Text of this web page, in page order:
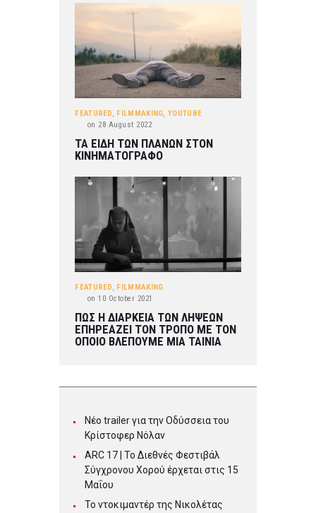
FEATURED, FILMMAKING,YOUTUBE
on 28 August 2022
ΤΑ ΕΙΔΗ ΤΩΝ ΠΛΑΝΩΝ ΣΤΟΝ
ΚΙΝΗΜΑΤΟΓΡΑΦΟ
FEATURED, FILMMAKING
on 10 October 2021
ΠΩΣ Η ΔΙΑΡΚΕΙΑ ΤΩΝ ΛΗΨΕΩΝ
ΕΠΗΡΕΑΖΕΙ ΤΟΝ ΤΡΟΠΟ ΜΕ ΤΟΝ
ΟΠΟΙΟ ΒΛΕΠΟΥΜΕ ΜΙΑ ΤΑΙΝΙΑ
Νέο trailer για την Οδύσσεια του
Κρίστοφερ Νόλαν
ARC 17 | To Διεθνές Φεστιβάλ
Σύγχρονου Χορού έρχεται στις 15
Μαΐου
Το ντοκιμαντέρ της Νικολέτας